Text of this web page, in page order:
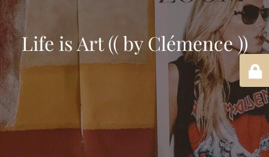
Life is Art (( by Clémence ))